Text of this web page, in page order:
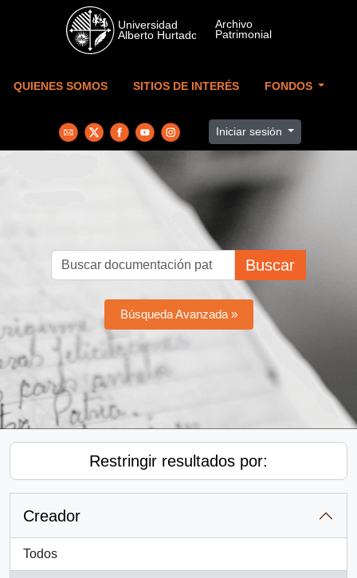
Skip to main content
QUIENES SOMOS SITIOS DE INTERÉS FONDOS
Iniciar sesión
Buscar
Búsqueda Avanzada »
Restringir resultados por:
Creador
Todos